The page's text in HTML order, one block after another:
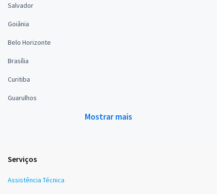
Salvador
Goiânia
Belo Horizonte
Brasília
Curitiba
Guarulhos
Mostrar mais
Serviços
Assistência Técnica